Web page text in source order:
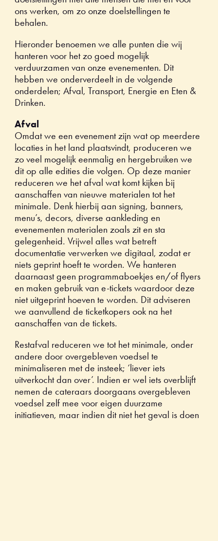
ons werken, om zo onze doelstellingen te
behalen.
Hieronder benoemen we alle punten die wij
hanteren voor het zo goed mogelijk
verduurzamen van onze evenementen. Dit
hebben we onderverdeelt in de volgende
onderdelen; Afval, Transport, Energie en Eten &
Drinken.
Afval
Omdat we een evenement zijn wat op meerdere
locaties in het land plaatsvindt, produceren we
zo veel mogelijk eenmalig en hergebruiken we
dit op alle edities die volgen. Op deze manier
reduceren we het afval wat komt kijken bij
aanschaffen van nieuwe materialen tot het
minimale. Denk hierbij aan signing, banners,
menu’s, decors, diverse aankleding en
evenementen materialen zoals zit en sta
gelegenheid. Vrijwel alles wat betreft
documentatie verwerken we digitaal, zodat er
niets geprint hoeft te worden. We hanteren
daarnaast geen programmaboekjes en/of flyers
en maken gebruik van e-tickets waardoor deze
niet uitgeprint hoeven te worden. Dit adviseren
we aanvullend de ticketkopers ook na het
aanschaffen van de tickets.
Restafval reduceren we tot het minimale, onder
andere door overgebleven voedsel te
minimaliseren met de insteek; ‘liever iets
uitverkocht dan over’. Indien er wel iets overblijft
nemen de cateraars doorgaans overgebleven
voedsel zelf mee voor eigen duurzame
initiatieven, maar indien dit niet het geval is doen